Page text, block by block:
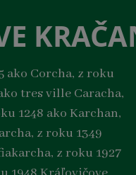
ako Corcha, z roku
tres ville Caracha,
1248 ako Karchan,
z roku 1349
z roku 1927